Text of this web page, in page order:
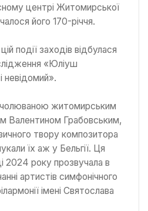
центрі Житомирської
його 170-річчя.
події заходів відбулася
«Юліуш
невідомий».
житомирським
Валентином Грабовським,
твору композитора
їх аж у Бельгії. Ця
2024 року прозвучала в
артистів симфонічного
імені Святослава